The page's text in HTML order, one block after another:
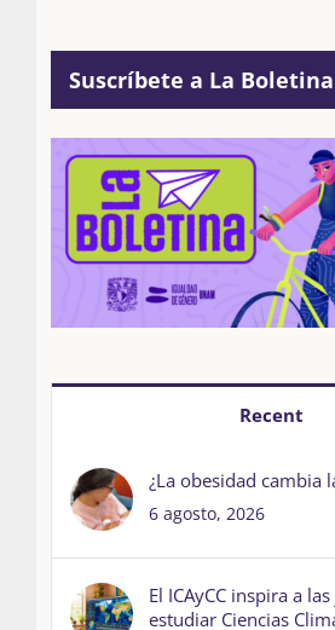
Suscríbete a La Boletina
Recent
¿La obesidad cambia
6 agosto, 2026
El ICAyCC inspira a
estudiar Ciencias